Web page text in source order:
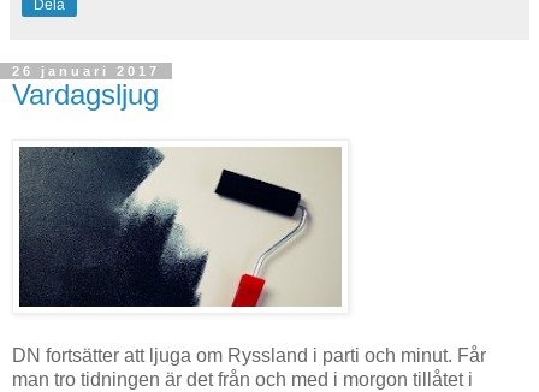
Dela
26 januari 2017
Vardagsljug
DN fortsätter att ljuga om Ryssland i parti och minut. Får
man tro tidningen är det från och med i morgon tillåtet i